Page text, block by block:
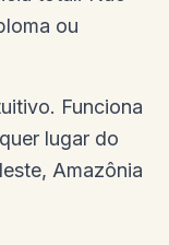
ou
Funciona
lugar do
Amazônia